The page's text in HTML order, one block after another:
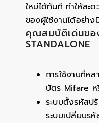
Services
Contact
ใหม่ได้ทันที ทำให้สะ
ของผู้ใช้งานได้อย่า
คุณสมบัติเด่นขอ
STANDALONE
การใช้งานที่ห
บัตร Mifare ห
ระบบตั้งรหัสป
ระบบเปลี่ยนร